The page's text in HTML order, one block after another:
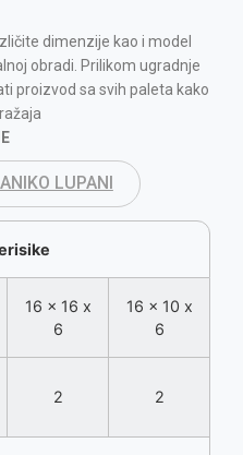
dimenzije kao i model
obradi. Prilikom ugradnje
proizvod sa svih paleta kako
LUPANI
16 x 16 x
6
16 x 10 x
6
2 2